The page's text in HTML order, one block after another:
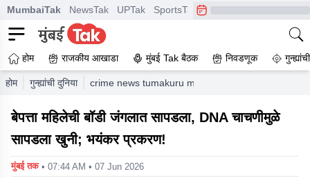
MumbaiTak NewsTak UPTak SportsTak CrimeTak
होम राजकीय आखाडा मुंबई Tak बैठक निवडणूक
होम गुन्ह्यांची दुनिया crime news tumakuru murder case dna report
बेपत्ता महिलेची बॉडी जंगलात सापडला, DNA चाचणीमुळे
सापडला खुनी; भयंकर प्रकरण!
मुंबई तक • 07:44 AM • 07 Jun 2026